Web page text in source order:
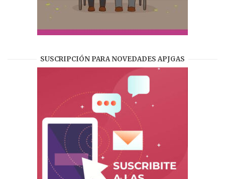
SUSCRIPCIÓN PARA NOVEDADES APJGAS